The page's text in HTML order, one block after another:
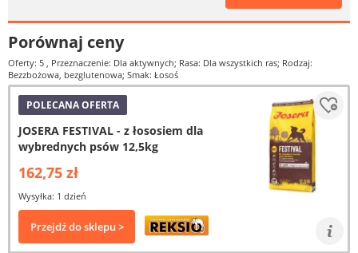
Porównaj ceny
Oferty: 5 , Przeznaczenie: Dla aktywnych; Rasa: Dla wszystkich ras; Rodzaj:
Bezzbożowa, bezglutenowa; Smak: Łosoś
POLECANA OFERTA
JOSERA FESTIVAL - z łososiem dla
wybrednych psów 12,5kg
162,75 zł
Wysyłka: 1 dzień
Przejdź do sklepu >